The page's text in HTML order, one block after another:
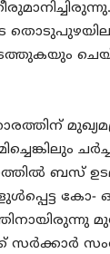
ബസ്
കോ-